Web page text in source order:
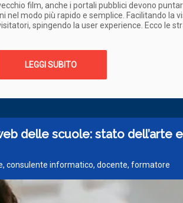
film, anche i portali pubblici devono
nel modo più rapido e semplice. Facilitando la
spingendo la user experience. Ecco le
LEGGI SUBITO
delle scuole: stato dell’arte e
consulente informatico, docente, formatore